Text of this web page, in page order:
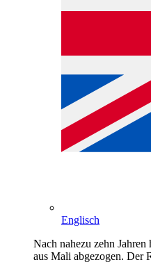
Englisch
Nach nahezu zehn
aus Mali abgezogen. Der